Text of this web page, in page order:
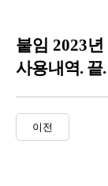
붙임 2023년
사용내역. 끝.
이전